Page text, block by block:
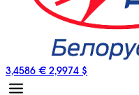
3,4586 € 2,9974 $